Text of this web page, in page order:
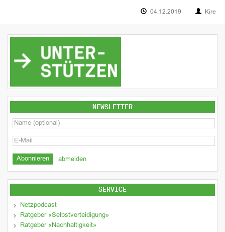
04.12.2019 Kire
NEWSLETTER
abmelden
SERVICE
Netzpodcast
Ratgeber «Selbstverteidigung»
Ratgeber «Nachhaltigkeit»